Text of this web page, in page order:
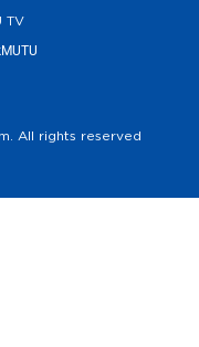
TV
All rights reserved